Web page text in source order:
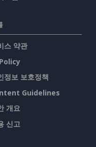
스 약관
정보 보호정책
Guidelines
개요
신고